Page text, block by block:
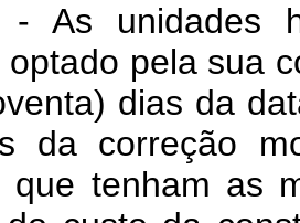
As unidades
optado pela sua
dias da
da correção
que tenham as